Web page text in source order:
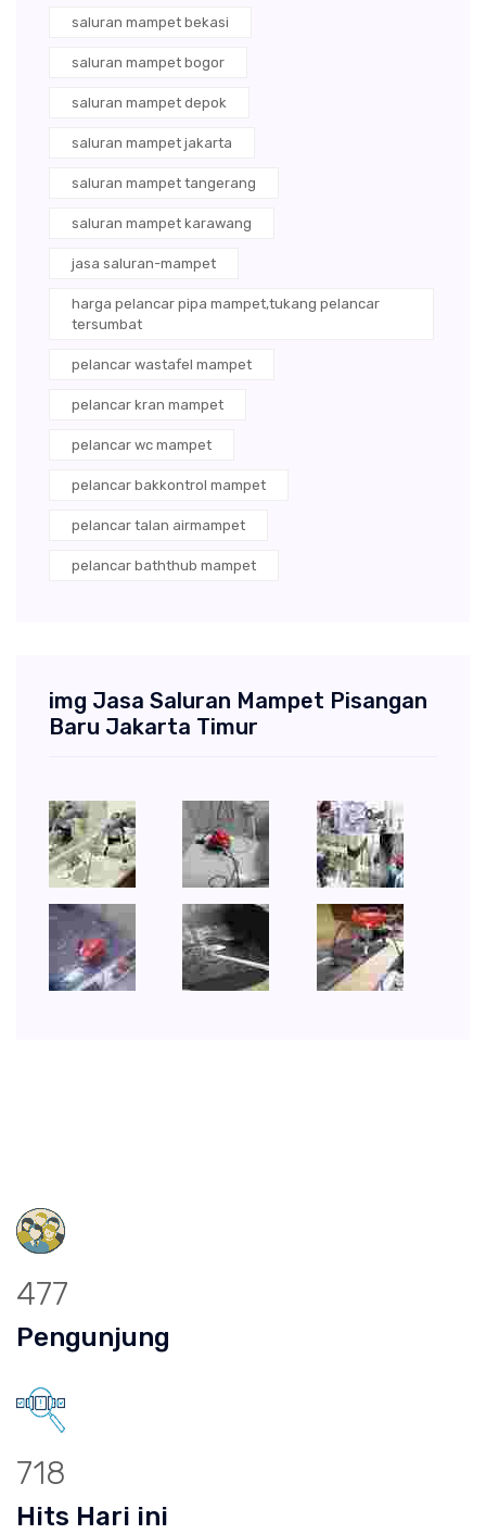
saluran mampet bekasi
saluran mampet bogor
saluran mampet depok
saluran mampet jakarta
saluran mampet tangerang
saluran mampet karawang
jasa saluran-mampet
harga pelancar pipa mampet,tukang pelancar
tersumbat
pelancar wastafel mampet
pelancar kran mampet
pelancar wc mampet
pelancar bakkontrol mampet
pelancar talan airmampet
pelancar baththub mampet
img Jasa Saluran Mampet Pisangan
Baru Jakarta Timur
477
Pengunjung
718
Hits Hari ini